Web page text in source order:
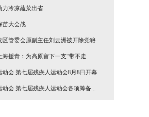
力冷凉蔬菜出省
苗大会战
区管委会原副主任刘云洲被开除党籍
海援青：为高原留下一支“带不走...
动会 第七届残疾人运动会8月8日开幕
动会 第七届残疾人运动会各项筹备...